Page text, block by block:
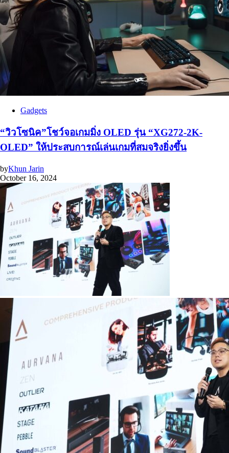
Gadgets
“วิวโซนิค”โชว์จอเกมมิ่ง OLED รุ่น “XG272-2K-
OLED” ให้ประสบการณ์เล่นเกมที่สมจริงยิ่งขึ้น
byKhun Jarin
October 16, 2024